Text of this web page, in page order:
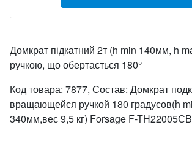
Домкрат підкатний 2т (h min 140мм, h
ручкою, що обертається 180°
Код товара: 7877, Состав: Домкрат
вращающейся ручкой 180 градусов(h
340мм,вес 9,5 кг) Forsage F-TH22005СB